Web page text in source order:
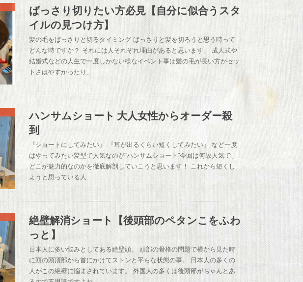
ばっさり切りたい方必見【自分に似合うスタ
イルの見つけ方】
髪の毛をばっさりと切るタイミング ばっさりと髪を切ろうと思う時って
どんな時ですか？ それには人それぞれ理由があると思います。 成人式や
結婚式などの人生で一度しかない様なイベント事は髪の毛が長い方がセッ
トさはやすかったり、…
ハンサムショート 大人女性からオーダー殺
到
『ショートにしてみたい』 『耳が出るくらい短くしてみたい』 など一度
はやってみたい髪型で人気なのが“ハンサムショート”今回は何故人気で、
どこが魅力的なのかを徹底解剖していこうと思います！ これから短くし
ようと思っている人…
絶壁解消ショート【後頭部のペタンこをふわ
っと】
日本人に多い悩みとしてある絶壁頭。 頭部の骨格の問題で横から見た時
に頭の頭頂部から首にかけてストンと平らな状態の事。 日本人の多くの
人がこの絶壁に悩まされています。 外国人の多くは後頭部がちゃんとあ